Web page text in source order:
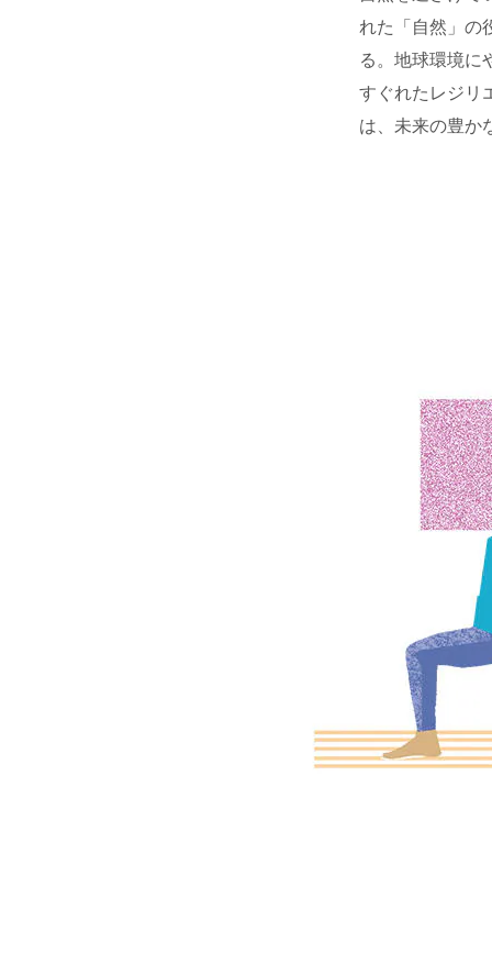
れた「自然」の
る。地球環境に
すぐれたレジリ
は、未来の豊か